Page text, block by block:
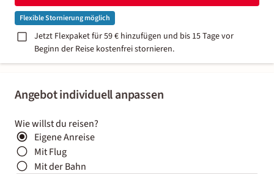
Angebot individuell anpassen
Wie willst du reisen?
Eigene Anreise
Mit Flug
Mit der Bahn
Flexible Stornierung möglich
Jetzt Flexpaket für 59 € hinzufügen und bis 15 Tage vor
Beginn der Reise kostenfrei stornieren.